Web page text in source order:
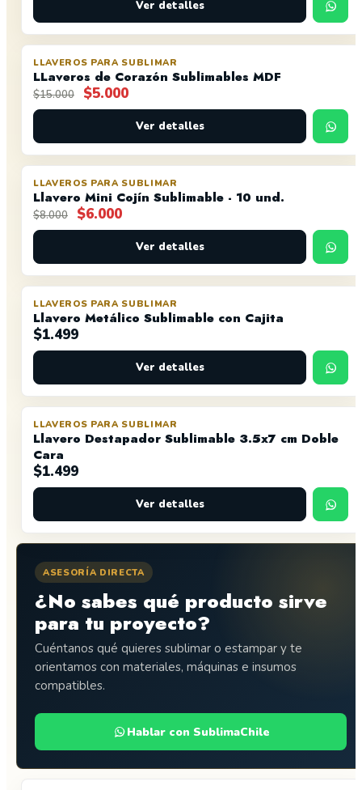
original
era:
$15.000.
actual
es:
$5.000.
Ver detalles
OFERTA
LLAVEROS PARA SUBLIMAR
LLaveros de Corazón Sublimables MDF
$15.000
El
precio
original
era:
$15.000.
$5.000El
precio
actual
es:
$5.000.
Ver detalles
OFERTA
LLAVEROS PARA SUBLIMAR
Llavero Mini Cojín Sublimable - 10 und.
$8.000
El
precio
era:
$8.000.
$6.000El
precio
actual
es:
$6.000.
Ver detalles
LLAVEROS PARA SUBLIMAR
Llavero Metálico Sublimable con Cajita
$1.499
Ver detalles
LLAVEROS PARA SUBLIMAR
Llavero Destapador Sublimable 3.5x7 cm Doble
Cara
$1.499
Ver detalles
ASESORÍA DIRECTA
¿No sabes qué producto sirve
para tu proyecto?
Cuéntanos qué quieres sublimar o estampar y te
orientamos con materiales, máquinas e insumos
compatibles.
Hablar con SublimaChile